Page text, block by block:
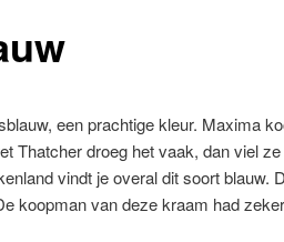
een prachtige kleur. Maxima
Thatcher droeg het vaak, dan viel
vindt je overal dit soort blauw.
koopman van deze kraam had